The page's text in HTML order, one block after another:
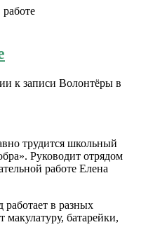
к записи Волонтёры в
трудится школьный
Руководит отрядом
работе Елена
в разных
макулатуру, батарейки,